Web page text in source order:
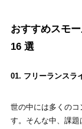
おすすめスモ
16 選
01. フリーランスラ
世の中には多くのコ
す。そんな中、課